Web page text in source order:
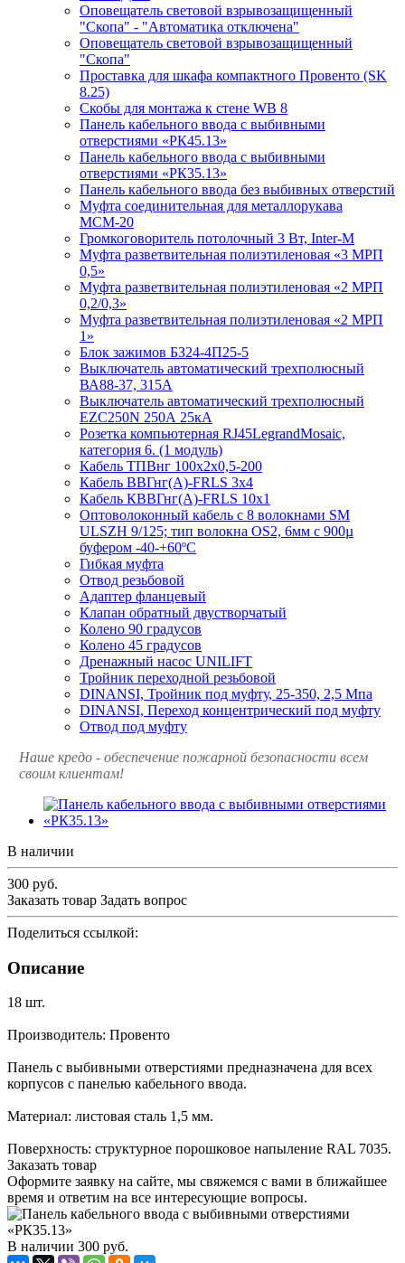
Оповещатель световой взрывозащищенный
"Скопа" - "Автоматика отключена"
Оповещатель световой взрывозащищенный
"Скопа"
Проставка для шкафа компактного Провенто (SK
8.25)
Скобы для монтажа к стене WB 8
Панель кабельного ввода с выбивными
отверстиями «РК45.13»
Панель кабельного ввода с выбивными
отверстиями «РК35.13»
Панель кабельного ввода без выбивных отверстий
Муфта соединительная для металлорукава
МСМ-20
Громкоговоритель потолочный 3 Вт, Inter-M
Муфта разветвительная полиэтиленовая «3 МРП
0,5»
Муфта разветвительная полиэтиленовая «2 МРП
0,2/0,3»
Муфта разветвительная полиэтиленовая «2 МРП
1»
Блок зажимов БЗ24-4П25-5
Выключатель автоматический трехполюсный
ВА88-37, 315А
Выключатель автоматический трехполюсный
EZC250N 250А 25кА
Розетка компьютерная RJ45LegrandMosaic,
категория 6. (1 модуль)
Кабель ТПВнг 100х2х0,5-200
Кабель ВВГнг(А)-FRLS 3х4
Кабель КВВГнг(А)-FRLS 10х1
Оптоволоконный кабель с 8 волокнами SM
ULSZH 9/125; тип волокна OS2, 6мм с 900µ
буфером -40-+60ºC
Гибкая муфта
Отвод резьбовой
Адаптер фланцевый
Клапан обратный двустворчатый
Колено 90 градусов
Колено 45 градусов
Дренажный насос UNILIFT
Тройник переходной резьбовой
DINANSI, Тройник под муфту, 25-350, 2,5 Мпа
DINANSI, Переход концентрический под муфту
Отвод под муфту
Наше кредо - обеспечение пожарной безопасности всем
своим клиентам!
В наличии
300 руб.
Заказать товар Задать вопрос
Поделиться ссылкой:
Описание
18 шт.
Производитель: Провенто
Панель с выбивными отверстиями предназначена для всех
корпусов с панелью кабельного ввода.
Материал: листовая сталь 1,5 мм.
Поверхность: структурное порошковое напыление RAL 7035.
Заказать товар
Оформите заявку на сайте, мы свяжемся с вами в ближайшее
время и ответим на все интересующие вопросы.
В наличии 300 руб.